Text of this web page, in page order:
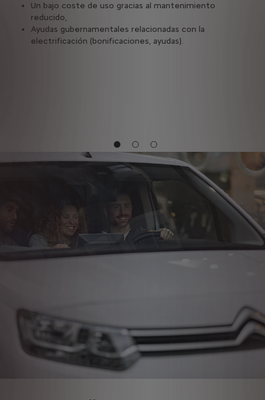
Un bajo coste de uso gracias al mantenimiento
reducido,
Ayudas gubernamentales relacionadas con la
electrificación (bonificaciones, ayudas).